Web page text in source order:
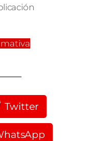
Twitter